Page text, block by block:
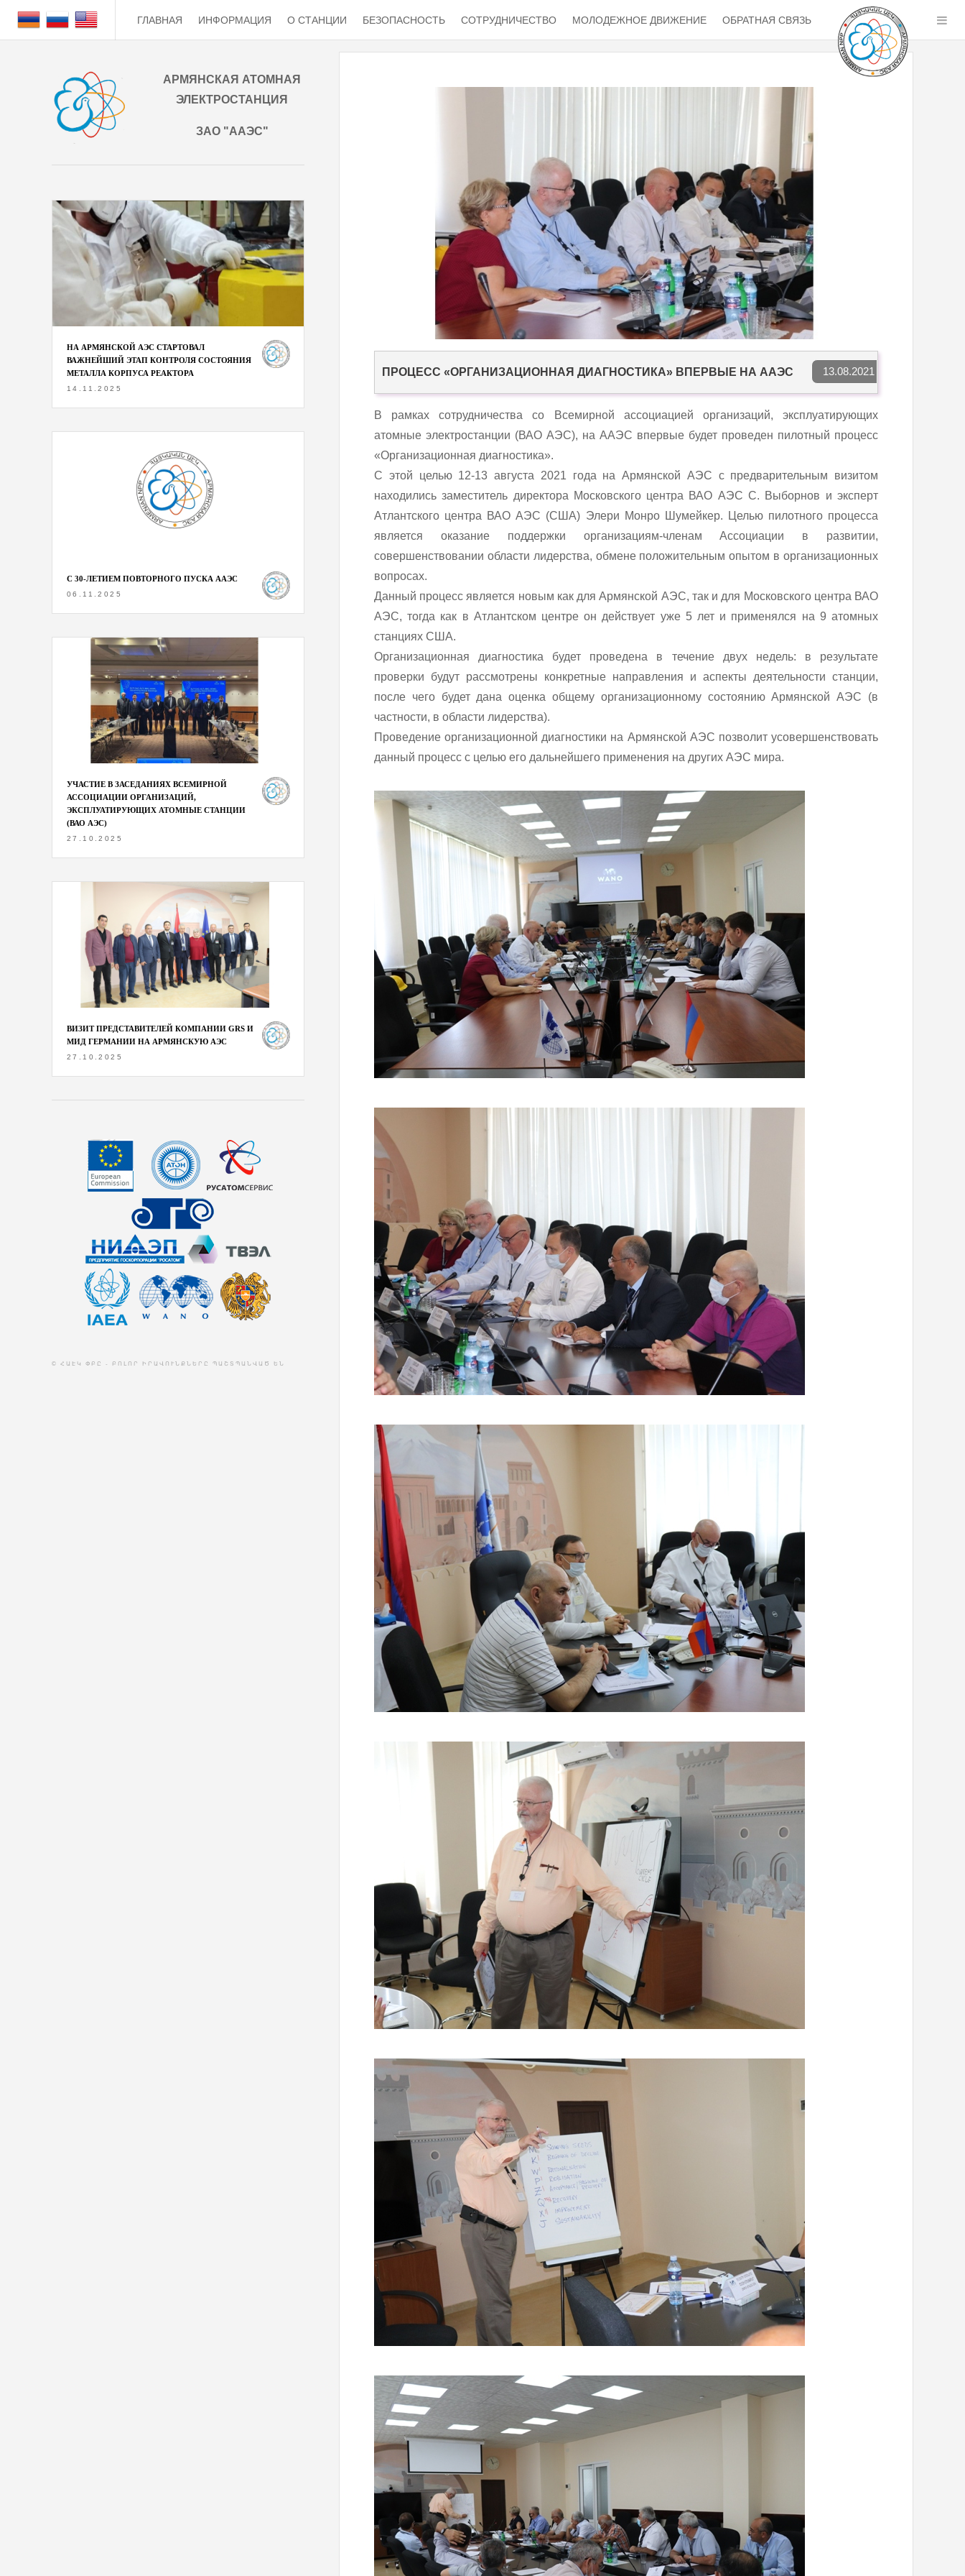
ГЛАВНАЯ ИНФОРМАЦИЯ О СТАНЦИИ БЕЗОПАСНОСТЬ СОТРУДНИЧЕСТВО МОЛОДЕЖНОЕ ДВИЖЕНИЕ ОБРАТНАЯ СВЯЗЬ
13.08.2021
ПРОЦЕСС «ОРГАНИЗАЦИОННАЯ ДИАГНОСТИКА» ВПЕРВЫЕ НА ААЭС
В рамках сотрудничества со Всемирной ассоциацией организаций, эксплуатирующих
атомные электростанции (ВАО АЭС), на ААЭС впервые будет проведен пилотный процесс
«Организационная диагностика».
С этой целью 12-13 августа 2021 года на Армянской АЭС с предварительным визитом
находились заместитель директора Московского центра ВАО АЭС С. Выборнов и эксперт
Атлантского центра ВАО АЭС (США) Элери Монро Шумейкер. Целью пилотного процесса
является оказание поддержки организациям-членам Ассоциации в развитии,
совершенствовании области лидерства, обмене положительным опытом в организационных
вопросах.
Данный процесс является новым как для Армянской АЭС, так и для Московского центра ВАО
АЭС, тогда как в Атлантском центре он действует уже 5 лет и применялся на 9 атомных
станциях США.
Организационная диагностика будет проведена в течение двух недель: в результате
проверки будут рассмотрены конкретные направления и аспекты деятельности станции,
после чего будет дана оценка общему организационному состоянию Армянской АЭС (в
частности, в области лидерства).
Проведение организационной диагностики на Армянской АЭС позволит усовершенствовать
данный процесс с целью его дальнейшего применения на других АЭС мира.
АРМЯНСКАЯ АТОМНАЯ
ЭЛЕКТРОСТАНЦИЯ
ЗАО "ААЭС"
НА АРМЯНСКОЙ АЭС СТАРТОВАЛ
ВАЖНЕЙШИЙ ЭТАП КОНТРОЛЯ СОСТОЯНИЯ
МЕТАЛЛА КОРПУСА РЕАКТОРА
14.11.2025
С 30-ЛЕТИЕМ ПОВТОРНОГО ПУСКА ААЭС
06.11.2025
УЧАСТИЕ В ЗАСЕДАНИЯХ ВСЕМИРНОЙ
АССОЦИАЦИИ ОРГАНИЗАЦИЙ,
ЭКСПЛУАТИРУЮЩИХ АТОМНЫЕ СТАНЦИИ
(ВАО АЭС)
27.10.2025
ВИЗИТ ПРЕДСТАВИТЕЛЕЙ КОМПАНИИ GRS И
МИД ГЕРМАНИИ НА АРМЯНСКУЮ АЭС
27.10.2025
© ՀԱԷԿ ՓԲԸ - ԲՈԼՈՐ ԻՐԱՎՈՒՆՔՆԵՐԸ ՊԱՇՏՊԱՆՎԱԾ ԵՆ